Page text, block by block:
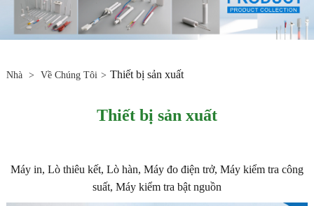
Nhà > Về Chúng Tôi > Thiết bị sản xuất
Thiết bị sản xuất
Máy in, Lò thiêu kết, Lò hàn, Máy đo điện trở, Máy kiểm tra công
suất, Máy kiểm tra bật nguồn